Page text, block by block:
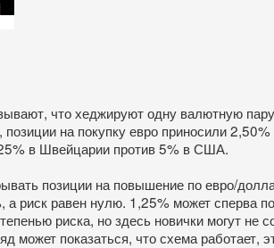
что хеджируют одну валютную
на покупку евро приносили 2,50%
в Швейцарии против 5% в США.
позиции на повышение по евро/
риск равен нулю. 1,25% может сперва
риска, но здесь новички могут не
показаться, что схема работает,